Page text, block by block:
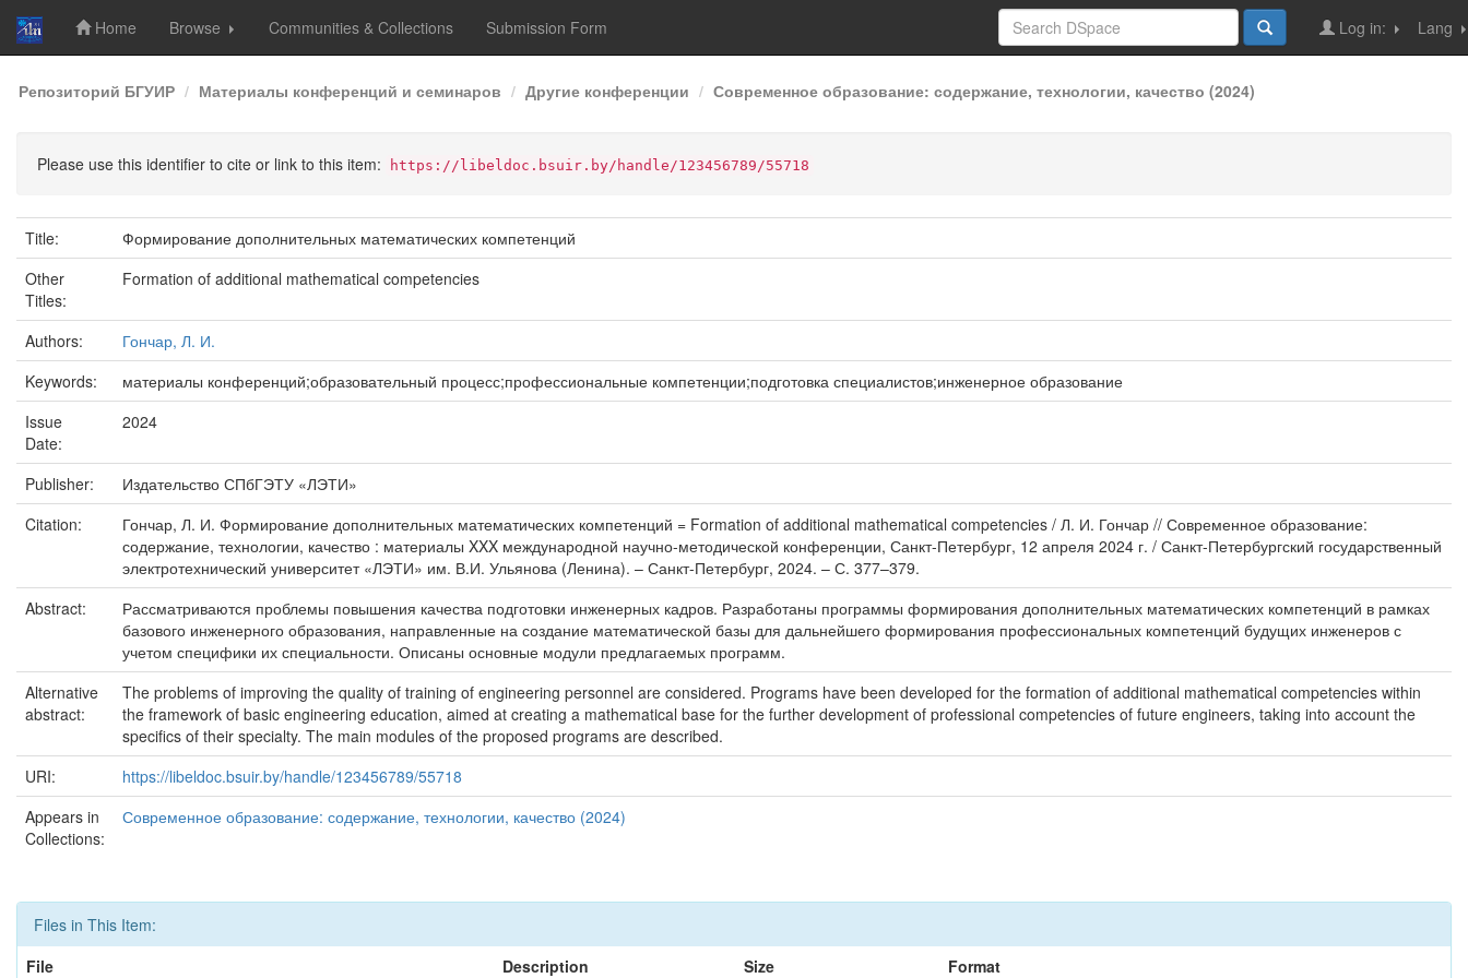
Skip
navigation
Home Browse Communities & Collections Submission Form Lang
Log in:
Репозиторий БГУИР Материалы конференций и семинаров Другие конференции Современное образование: содержание, технологии, качество (2024)
Please use this identifier to cite or link to this item: https://libeldoc.bsuir.by/handle/123456789/55718
Title:
Формирование дополнительных математических компетенций
Other
Titles:
Formation of additional mathematical competencies
Authors:
Гончар, Л. И.
Keywords:
материалы конференций;образовательный процесс;профессиональные компетенции;подготовка специалистов;инженерное образование
Issue
Date:
2024
Publisher:
Издательство СПбГЭТУ «ЛЭТИ»
Citation:
Гончар, Л. И. Формирование дополнительных математических компетенций = Formation of additional mathematical competencies / Л. И. Гончар // Современное образование:
содержание, технологии, качество : материалы XXX международной научно-методической конференции, Санкт-Петербург, 12 апреля 2024 г. / Санкт-Петербургский государственный
электротехнический университет «ЛЭТИ» им. В.И. Ульянова (Ленина). – Санкт-Петербург, 2024. – С. 377–379.
Abstract:
Рассматриваются проблемы повышения качества подготовки инженерных кадров. Разработаны программы формирования дополнительных математических компетенций в рамках
базового инженерного образования, направленные на создание математической базы для дальнейшего формирования профессиональных компетенций будущих инженеров с
учетом специфики их специальности. Описаны основные модули предлагаемых программ.
Alternative
abstract:
The problems of improving the quality of training of engineering personnel are considered. Programs have been developed for the formation of additional mathematical competencies within
the framework of basic engineering education, aimed at creating a mathematical base for the further development of professional competencies of future engineers, taking into account the
specifics of their specialty. The main modules of the proposed programs are described.
URI:
https://libeldoc.bsuir.by/handle/123456789/55718
Appears in
Collections:
Современное образование: содержание, технологии, качество (2024)
Files in This Item:
File
Description Size Format